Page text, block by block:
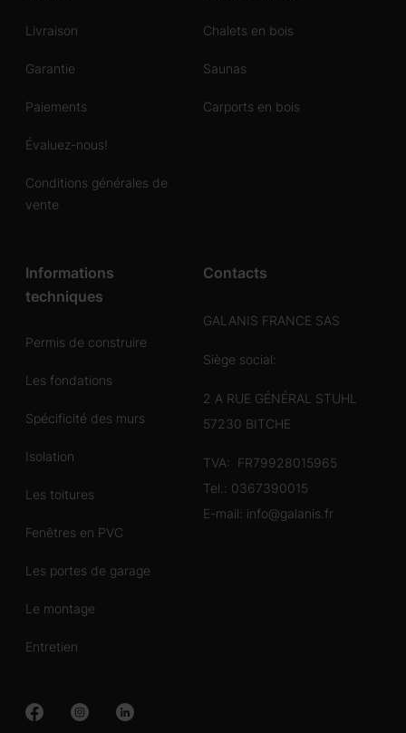
Livraison
Garantie
Paiements
Évaluez-nous!
Conditions générales de
vente
Chalets en bois
Saunas
Carports en bois
Informations
techniques
Permis de construire
Les fondations
Spécificité des murs
Isolation
Les toitures
Fenêtres en PVC
Les portes de garage
Le montage
Entretien
Contacts
GALANIS FRANCE SAS
Siège social:
2 A RUE GÉNÉRAL STUHL
57230 BITCHE
TVA: FR79928015965
Tel.: 0367390015
E-mail: info@galanis.fr